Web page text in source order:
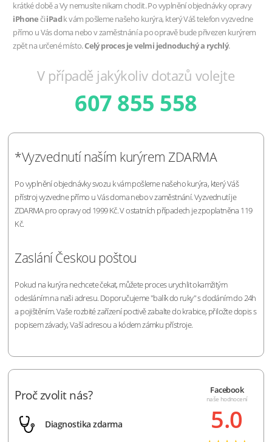
krátké době a Vy nemusíte nikam chodit. Po vyplnění objednávky opravy
iPhonečiiPadk vám pošleme našeho kurýra, který Váš telefon vyzvedne
přímo u Vás doma nebo v zaměstnání a po opravě bude přivezen kurýrem
zpět na určené místo.Celý proces je velmi jednoduchý a rychlý.
V případě jakýkoliv dotazů volejte
607 855 558
*Vyzvednutí naším kurýrem ZDARMA
Po vyplnění objednávky svozu k vám pošleme našeho kurýra, který Váš
přístroj vyzvedne přímo u Vás doma nebo v zaměstnání. Vyzvednutí je
ZDARMA pro opravy od 1999 Kč. V ostatních případech je zpoplatněna 119
Kč.
Zaslání Českou poštou
Pokud na kurýra nechcete čekat, můžete proces urychlit okamžitým
odesláním na naši adresu. Doporučujeme "balík do ruky" s dodáním do 24h
a pojištěním. Vaše rozbité zařízení poctivě zabalte do krabice, přiložte dopis s
popisem závady, Vaší adresou a kódem zámku přístroje.
Proč zvolit nás?
Diagnostika zdarma
Facebook
naše hodnocení
5.0